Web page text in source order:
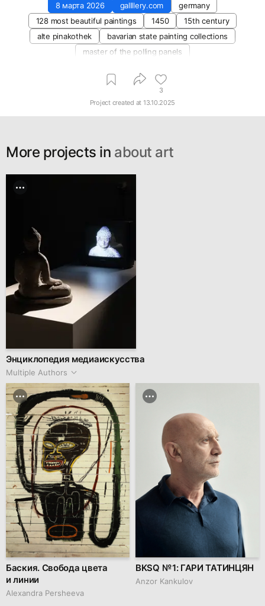
8 марта 2026
gallllery.com
germany
128 most beautiful paintings
1450
15th century
alte pinakothek
bavarian state painting collections
master of the polling panels
3
Project created at 13.10.2025
More projects in about art
Энциклопедия медиаискусства
Multiple Authors
Баския. Свобода цвета
и линии
Alexandra Persheeva
BKSQ № 1: ГАРИ ТАТИНЦЯН
Anzor Kankulov